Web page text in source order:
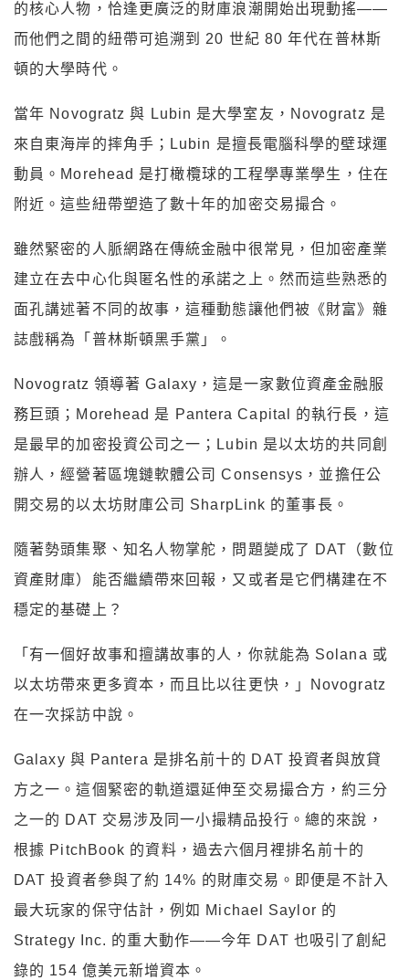
的核心人物，恰逢更廣泛的財庫浪潮開始出現動搖——
而他們之間的紐帶可追溯到 20 世紀 80 年代在普林斯
頓的大學時代。
當年 Novogratz 與 Lubin 是大學室友，Novogratz 是
來自東海岸的摔角手；Lubin 是擅長電腦科學的壁球運
動員。Morehead 是打橄欖球的工程學專業學生，住在
附近。這些紐帶塑造了數十年的加密交易撮合。
雖然緊密的人脈網路在傳統金融中很常見，但加密產業
建立在去中心化與匿名性的承諾之上。然而這些熟悉的
面孔講述著不同的故事，這種動態讓他們被《財富》雜
誌戲稱為「普林斯頓黑手黨」。
Novogratz 領導著 Galaxy，這是一家數位資產金融服
務巨頭；Morehead 是 Pantera Capital 的執行長，這
是最早的加密投資公司之一；Lubin 是以太坊的共同創
辦人，經營著區塊鏈軟體公司 Consensys，並擔任公
開交易的以太坊財庫公司 SharpLink 的董事長。
隨著勢頭集聚、知名人物掌舵，問題變成了 DAT（數位
資產財庫）能否繼續帶來回報，又或者是它們構建在不
穩定的基礎上？
「有一個好故事和擅講故事的人，你就能為 Solana 或
以太坊帶來更多資本，而且比以往更快，」Novogratz
在一次採訪中說。
Galaxy 與 Pantera 是排名前十的 DAT 投資者與放貸
方之一。這個緊密的軌道還延伸至交易撮合方，約三分
之一的 DAT 交易涉及同一小撮精品投行。總的來說，
根據 PitchBook 的資料，過去六個月裡排名前十的
DAT 投資者參與了約 14% 的財庫交易。即便是不計入
最大玩家的保守估計，例如 Michael Saylor 的
Strategy Inc. 的重大動作——今年 DAT 也吸引了創紀
錄的 154 億美元新增資本。